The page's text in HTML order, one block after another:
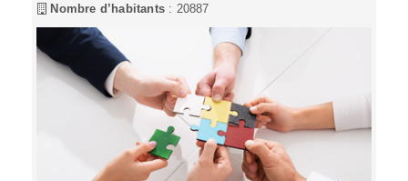
Nombre d’habitants : 20887